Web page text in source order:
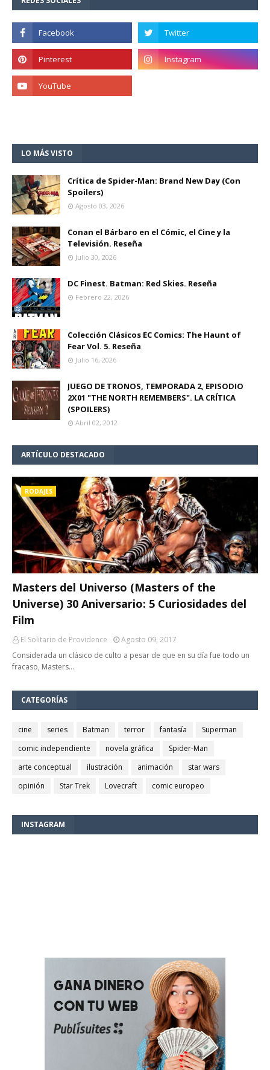
LO MÁS VISTO
Crítica de Spider-Man: Brand New Day (Con
Spoilers)
Agosto 03, 2026
Conan el Bárbaro en el Cómic, el Cine y la
Televisión. Reseña
Julio 30, 2026
DC Finest. Batman: Red Skies. Reseña
Febrero 22, 2026
Colección Clásicos EC Comics: The Haunt of
Fear Vol. 5. Reseña
Julio 16, 2026
JUEGO DE TRONOS, TEMPORADA 2, EPISODIO
2X01 "THE NORTH REMEMBERS". LA CRÍTICA
(SPOILERS)
Abril 02, 2012
ARTÍCULO DESTACADO
RODAJES
Masters del Universo (Masters of the
Universe) 30 Aniversario: 5 Curiosidades del
Film
El Solitario de Providence
Agosto 09, 2017
Considerada un clásico de culto a pesar de que en su día fue todo un
fracaso, Masters…
CATEGORÍAS
cine series Batman terror fantasía
Superman
comic independiente
novela gráfica
Spider-Man
arte conceptual
ilustración animación
star wars
opinión
Star Trek Lovecraft comic europeo
INSTAGRAM